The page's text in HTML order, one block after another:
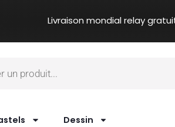
Livraison mondial relay
Dessin